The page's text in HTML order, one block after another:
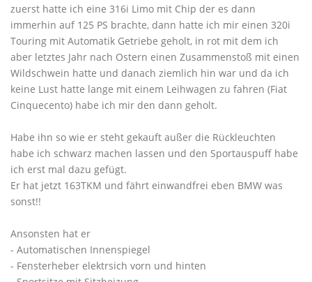
zuerst hatte ich eine 316i Limo mit Chip der es dann
immerhin auf 125 PS brachte, dann hatte ich mir einen 320i
Touring mit Automatik Getriebe geholt, in rot mit dem ich
aber letztes Jahr nach Ostern einen Zusammenstoß mit einen
Wildschwein hatte und danach ziemlich hin war und da ich
keine Lust hatte lange mit einem Leihwagen zu fahren (Fiat
Cinquecento) habe ich mir den dann geholt.
Habe ihn so wie er steht gekauft außer die Rückleuchten
habe ich schwarz machen lassen und den Sportauspuff habe
ich erst mal dazu gefügt.
Er hat jetzt 163TKM und fährt einwandfrei eben BMW was
sonst!!
Ansonsten hat er
- Automatischen Innenspiegel
- Fensterheber elektrsich vorn und hinten